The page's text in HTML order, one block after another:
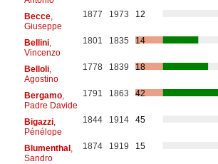
Becce,
Giuseppe
1877 1973 12
Bellini,
Vincenzo
1801 1835 14
Belloli,
Agostino
1778 1839 18
Bergamo,
Padre Davide
1791 1863 42
Bigazzi,
Pénélope
1844 1914 45
Blumenthal,
Sandro
1874 1919 15